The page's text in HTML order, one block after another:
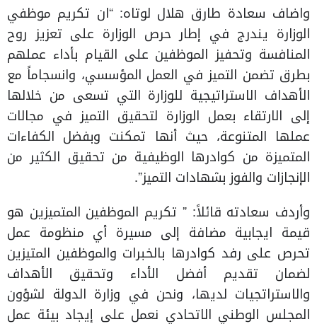
واضاف سعادة طارق هلال لوتاه: “ان تكريم موظفي
الوزارة يندرج في إطار حرص الوزارة على تعزيز روح
المنافسة وتحفيز الموظفين على القيام بأداء عملهم
بطرق تضمن التميز في العمل المؤسسي، وانسجاماً مع
الأهداف الاستراتيجية للوزارة التي تسعى من خلالها
إلى الارتقاء بعمل الوزارة لتحقيق التميز في مجالات
عملها المتنوعة، حيث أنها تمكنت وبفضل الكفاءات
المتميزة من كوادرها الوظيفية من تحقيق الكثير من
الإنجازات والفوز بشهادات التميز”.
وأردف سعادته قائلاً: ” تكريم الموظفين المتميزين هو
قيمة ايجابية مضافة إلى مسيرة أي منظومة عمل
تحرص على رفد كوادرها بالخبرات والموظفين المتيزين
لضمان تقديم أفضل الأداء وتحقيق الأهداف
والاستراتجيات لديها، ونحن في وزارة الدولة لشؤون
المجلس الوطني الاتحادي نعمل على إيجاد بيئة عمل